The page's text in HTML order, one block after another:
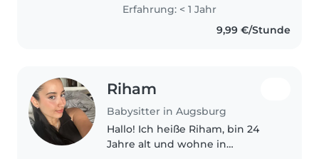
Erfahrung: < 1 Jahr
9,99 €/Stunde
Riham
Babysitter in Augsburg
Hallo! Ich heiße Riham, bin 24
Jahre alt und wohne in